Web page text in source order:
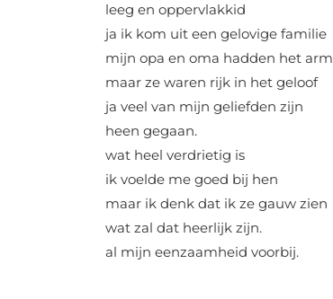
leeg en oppervlakkid
ja ik kom uit een gelovige familie
mijn opa en oma hadden het arm
maar ze waren rijk in het geloof
ja veel van mijn geliefden zijn
heen gegaan.
wat heel verdrietig is
ik voelde me goed bij hen
maar ik denk dat ik ze gauw zien
wat zal dat heerlijk zijn.
al mijn eenzaamheid voorbij.